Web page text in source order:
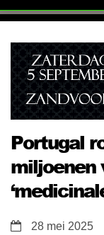
Portugal
miljoenen
28 mei 2025